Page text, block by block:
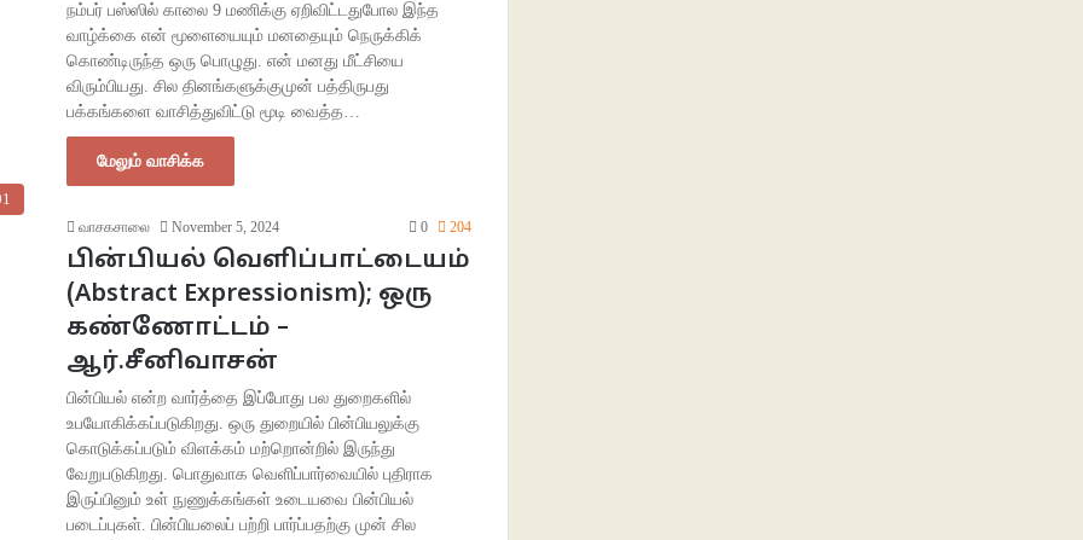
நம்பர் பஸ்ஸில் காலை 9 மணிக்கு ஏறிவிட்டதுபோல இந்த
வாழ்க்கை என் மூளையையும் மனதையும் நெருக்கிக்
கொண்டிருந்த ஒரு பொழுது. என் மனது மீட்சியை
விரும்பியது. சில தினங்களுக்குமுன் பத்திருபது
பக்கங்களை வாசித்துவிட்டு மூடி வைத்த…
மேலும் வாசிக்க
வாசகசாலை November 5, 2024 0 204
பின்பியல் வெளிப்பாட்டையம்
(Abstract Expressionism); ஒரு
கண்ணோட்டம் –
ஆர்.சீனிவாசன்
பின்பியல் என்ற வார்த்தை இப்போது பல துறைகளில்
உபயோகிக்கப்படுகிறது. ஒரு துறையில் பின்பியலுக்கு
கொடுக்கப்படும் விளக்கம் மற்றொன்றில் இருந்து
வேறுபடுகிறது. பொதுவாக வெளிப்பார்வையில் புதிராக
இருப்பினும் உள் நுணுக்கங்கள் உடையவை பின்பியல்
படைப்புகள். பின்பியலைப் பற்றி பார்ப்பதற்கு முன் சில